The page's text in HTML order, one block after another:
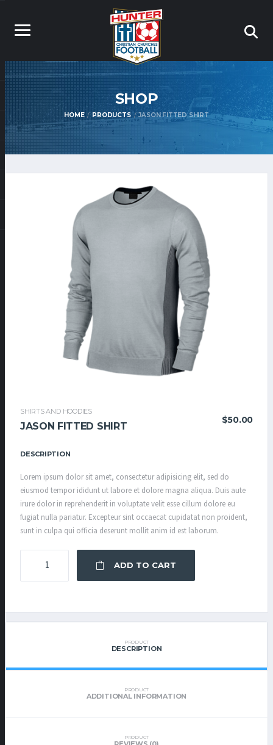
SHOP
HOME PRODUCTS JASON FITTED SHIRT
SHIRTS AND HOODIES
JASON FITTED SHIRT
$50.00
DESCRIPTION
Lorem ipsum dolor sit amet, consectetur adipisicing elit, sed do
eiusmod tempor ididunt ut labore et dolore magna aliqua. Duis aute
irure dolor in reprehenderit in voluptate velit esse cillum dolore eu
fugiat nulla pariatur. Excepteur sint occaecat cupidatat non proident,
sunt in culpa qui officia deserunt mollit anim id est laborum.
FITTED
SHIRT
ADD TO CART
PRODUCT
DESCRIPTION
PRODUCT
ADDITIONAL INFORMATION
PRODUCT